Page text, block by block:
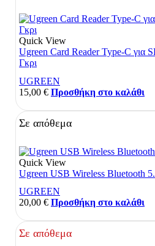
Quick View
Ugreen Card Reader Type-C για
Γκρι
UGREEN
15,00 € Προσθήκη στο καλάθι
Σε απόθεμα
Quick View
Ugreen USB Wireless Bluetooth
UGREEN
20,00 € Προσθήκη στο καλάθι
Σε απόθεμα